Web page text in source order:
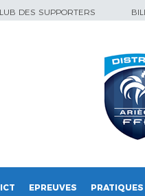
DES SUPPORTERS
EPREUVES PRATIQUES